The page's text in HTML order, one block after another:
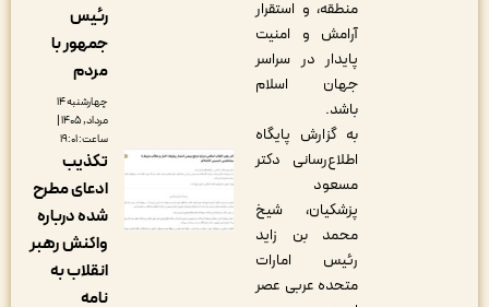
منطقه، و استقرار
آرامش و امنیت
پایدار در سراسر
جهان اسلام
به گزارش پایگاه
اطلاع‌رسانی دکتر
پزشکیان، شیخ
محمد بن زاید
رئیس امارات
متحده عربی عصر
جمهور با
چهارشنبه ۱۴
مرداد, ۱۴۰۵ |
تکذیب
ادعای مطرح
شده درباره
واکنش رهبر
انقلاب به